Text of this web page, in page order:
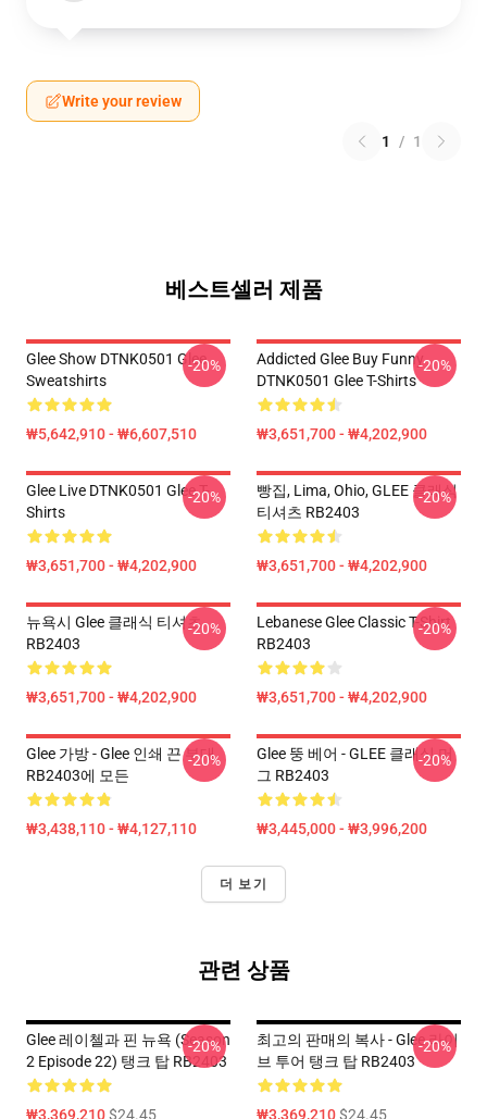
Write your review
1 / 1
베스트셀러 제품
Glee Show DTNK0501 Glee
Sweatshirts
₩5,642,910 - ₩6,607,510
-20%
Addicted Glee Buy Funny
DTNK0501 Glee T-Shirts
₩3,651,700 - ₩4,202,900
-20%
Glee Live DTNK0501 Glee T-
Shirts
₩3,651,700 - ₩4,202,900
-20%
빵집, Lima, Ohio, GLEE 클래식
티셔츠 RB2403
₩3,651,700 - ₩4,202,900
-20%
뉴욕시 Glee 클래식 티셔츠
RB2403
₩3,651,700 - ₩4,202,900
-20%
Lebanese Glee Classic T-Shirt
RB2403
₩3,651,700 - ₩4,202,900
-20%
Glee 가방 - Glee 인쇄 끈 부대
RB2403에 모든
₩3,438,110 - ₩4,127,110
-20%
Glee 뚱 베어 - GLEE 클래식 머
그 RB2403
₩3,445,000 - ₩3,996,200
-20%
더 보기
관련 상품
Glee 레이첼과 핀 뉴욕 (Season
2 Episode 22) 탱크 탑 RB2403
₩3,369,210$24.45
-20%
최고의 판매의 복사 - Glee 라이
브 투어 탱크 탑 RB2403
₩3,369,210$24.45
-20%